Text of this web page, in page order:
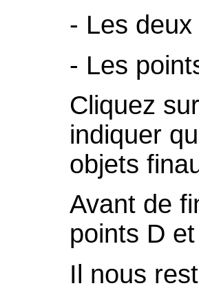
- Les
- Les
Cliquez
indiquer
objets
Avant de
points D
Il nous